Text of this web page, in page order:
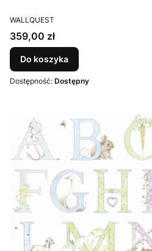
PRODUCENT
WALLQUEST
Cena
359,00 zł
Do koszyka
Dostępność: Dostępny